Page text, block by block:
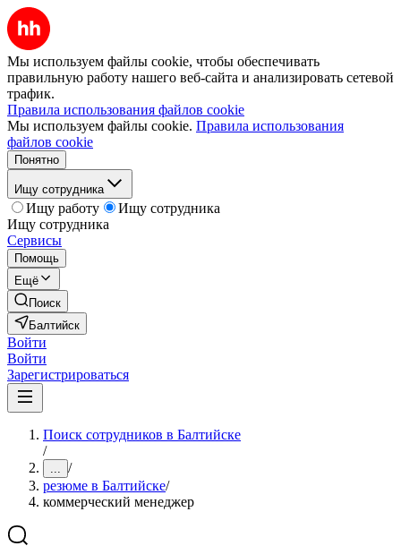
Мы используем файлы cookie, чтобы обеспечивать
правильную работу нашего веб-сайта и анализировать сетевой
трафик.
Правила использования файлов cookie
Мы используем файлы cookie. Правила использования
файлов cookie
Понятно
Ищу сотрудника
Ищу работу
Ищу сотрудника
Ищу сотрудника
Сервисы
Помощь
Ещё
Поиск
Балтийск
Войти
Войти
Зарегистрироваться
Поиск сотрудников в Балтийске
/
... /
резюме в Балтийске/
коммерческий менеджер